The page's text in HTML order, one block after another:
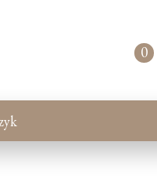
0
pr
uk
w